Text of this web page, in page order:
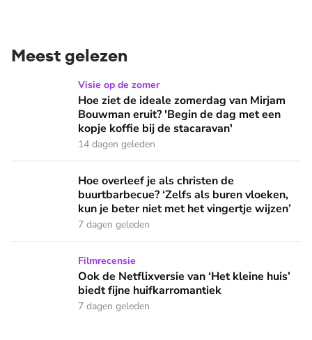
Meest gelezen
Hoe ziet de ideale zomerdag van Mirjam Bouwman eruit?
Visie op de zomer
Hoe ziet de ideale zomerdag van Mirjam
Bouwman eruit? 'Begin de dag met een
kopje koffie bij de stacaravan'
14 dagen geleden
Hoe overleef je als christen de buurtbarbecue? ‘Zelfs als
Hoe overleef je als christen de
buurtbarbecue? ‘Zelfs als buren vloeken,
kun je beter niet met het vingertje wijzen’
7 dagen geleden
Ook de Netflixversie van ‘Het kleine huis’ biedt fijne
Filmrecensie
Ook de Netflixversie van ‘Het kleine huis’
biedt fijne huifkarromantiek
7 dagen geleden